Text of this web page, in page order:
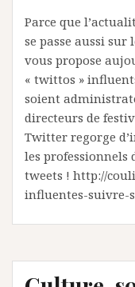
Parce que
se passe aussi sur
vous propose
« twittos »
soient
directeurs de
Twitter regorge
les professionnels
tweets ! http://
influentes-suivre-